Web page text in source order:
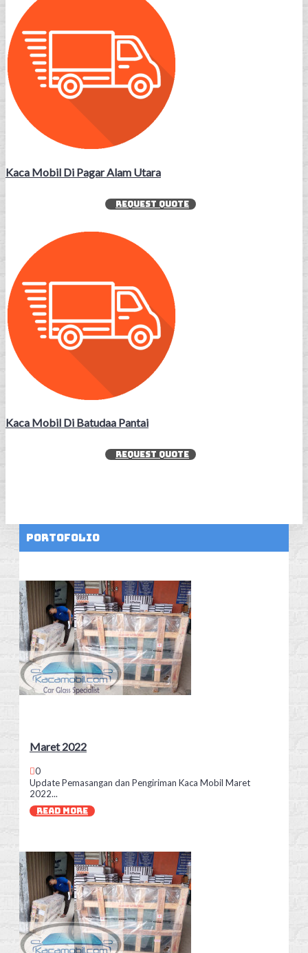
Kaca Mobil Di Pagar Alam Utara
REQUEST QUOTE
Kaca Mobil Di Batudaa Pantai
REQUEST QUOTE
Portofolio
Maret 2022
0
Update Pemasangan dan Pengiriman Kaca Mobil Maret
2022...
READ MORE